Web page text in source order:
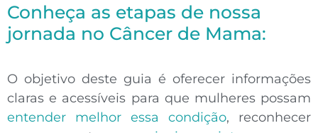
Conheça as etapas de nossa
jornada no Câncer de Mama:
O objetivo deste guia é oferecer informações
claras e acessíveis para que mulheres possam
entender melhor essa condição, reconhecer